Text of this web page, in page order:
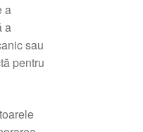
a
a
sau
pentru